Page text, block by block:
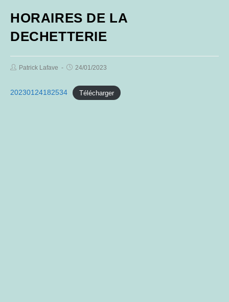
HORAIRES DE LA
DECHETTERIE
PostPatrick Lafave
Post24/01/2023
20230124182534 Télécharger